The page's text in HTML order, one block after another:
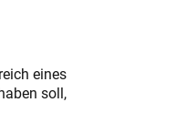
eines
soll,